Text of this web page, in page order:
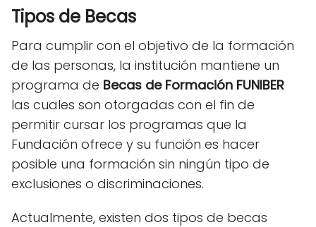
Tipos de Becas
Para cumplir con el objetivo de la formación
de las personas, la institución mantiene un
programa de Becas de Formación FUNIBER
las cuales son otorgadas con el fin de
permitir cursar los programas que la
Fundación ofrece y su función es hacer
posible una formación sin ningún tipo de
exclusiones o discriminaciones.
Actualmente, existen dos tipos de becas